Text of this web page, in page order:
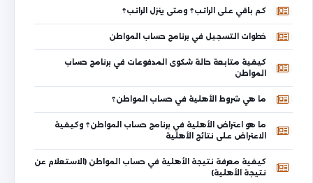
كم باقي على الراتب؟ ومتى ينزل الراتب؟
خطوات التسجيل في برنامج حساب المواطن
كيفية متابعة حالة شكوى المدفوعات في برنامج حساب
المواطن
ما هي شروط الأهلية في حساب المواطن؟
ما هو اعتراض الأهلية في برنامج حساب المواطن؟ وكيفية
الاعتراض على نتائج الأهلية
كيفية معرفة نتيجة الأهلية في حساب المواطن (الاستعلام عن
نتيجة الأهلية)